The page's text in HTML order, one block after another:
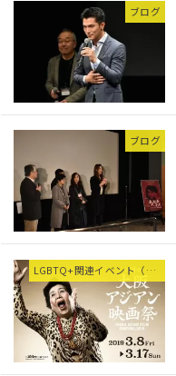
ブログ
ブログ
LGBTQ+関連イベント（他団体等）